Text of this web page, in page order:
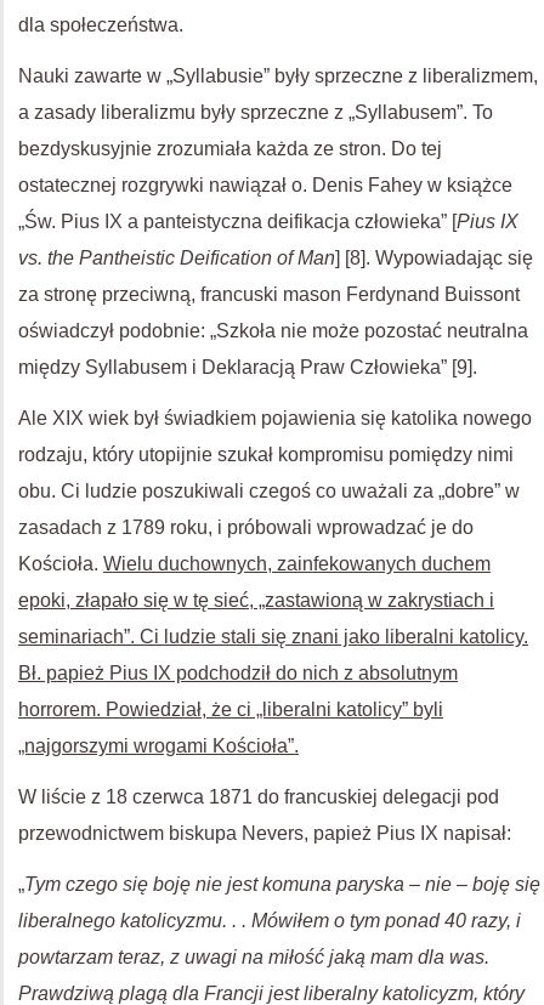
dla społeczeństwa.
Nauki zawarte w „Syllabusie” były sprzeczne z liberalizmem,
a zasady liberalizmu były sprzeczne z „Syllabusem”. To
bezdyskusyjnie zrozumiała każda ze stron. Do tej
ostatecznej rozgrywki nawiązał o. Denis Fahey w książce
„Św. Pius IX a panteistyczna deifikacja człowieka” [Pius IX
vs. the Pantheistic Deification of Man] [8]. Wypowiadając się
za stronę przeciwną, francuski mason Ferdynand Buissont
oświadczył podobnie: „Szkoła nie może pozostać neutralna
między Syllabusem i Deklaracją Praw Człowieka” [9].
Ale XIX wiek był świadkiem pojawienia się katolika nowego
rodzaju, który utopijnie szukał kompromisu pomiędzy nimi
obu. Ci ludzie poszukiwali czegoś co uważali za „dobre” w
zasadach z 1789 roku, i próbowali wprowadzać je do
Kościoła. Wielu duchownych, zainfekowanych duchem
epoki, złapało się w tę sieć, „zastawioną w zakrystiach i
seminariach”. Ci ludzie stali się znani jako liberalni katolicy.
Bł. papież Pius IX podchodził do nich z absolutnym
horrorem. Powiedział, że ci „liberalni katolicy” byli
„najgorszymi wrogami Kościoła”.
W liście z 18 czerwca 1871 do francuskiej delegacji pod
przewodnictwem biskupa Nevers, papież Pius IX napisał:
„Tym czego się boję nie jest komuna paryska – nie – boję się
liberalnego katolicyzmu. . . Mówiłem o tym ponad 40 razy, i
powtarzam teraz, z uwagi na miłość jaką mam dla was.
Prawdziwą plagą dla Francji jest liberalny katolicyzm, który